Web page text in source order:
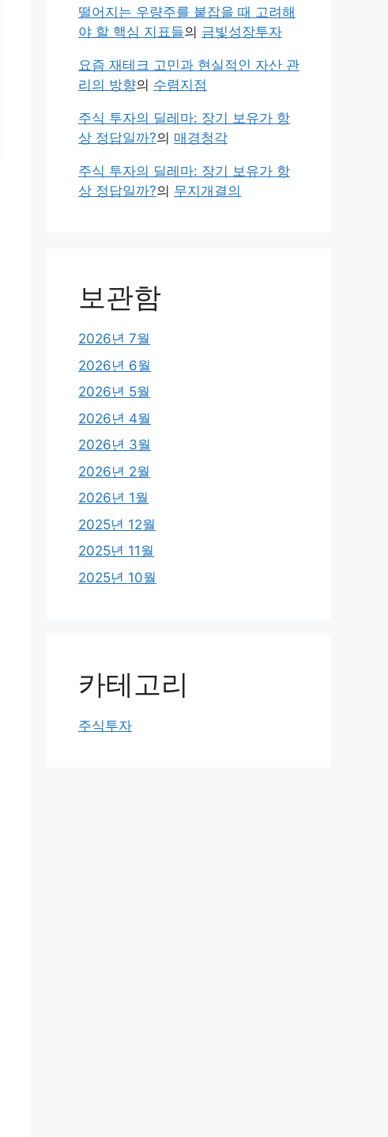
떨어지는 우량주를 붙잡을 때 고려해
야 할 핵심 지표들의 금빛성장투자
요즘 재테크 고민과 현실적인 자산 관
리의 방향의 수렴지점
주식 투자의 딜레마: 장기 보유가 항
상 정답일까?의 매경청각
주식 투자의 딜레마: 장기 보유가 항
상 정답일까?의 무지개결의
보관함
2026년 7월
2026년 6월
2026년 5월
2026년 4월
2026년 3월
2026년 2월
2026년 1월
2025년 12월
2025년 11월
2025년 10월
카테고리
주식투자